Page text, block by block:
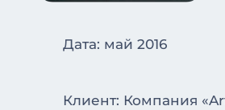
Дата: май 2016
Клиент: Компания